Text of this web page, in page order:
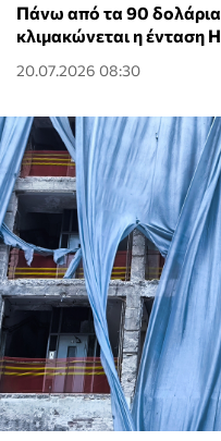
Πάνω από τα 90
κλιμακώνεται η ένταση
20.07.2026 08:30